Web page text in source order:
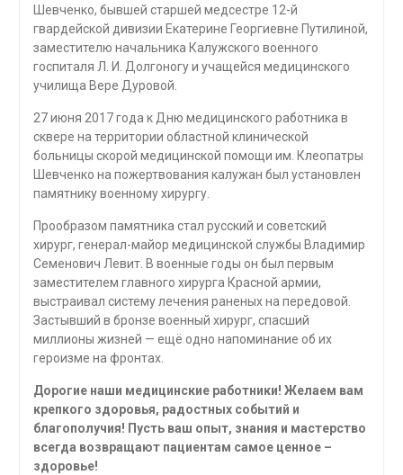
Шевченко, бывшей старшей медсестре 12-й
гвардейской дивизии Екатерине Георгиевне Путилиной,
заместителю начальника Калужского военного
госпиталя Л. И. Долгоногу и учащейся медицинского
училища Вере Дуровой.
27 июня 2017 года к Дню медицинского работника в
сквере на территории областной клинической
больницы скорой медицинской помощи им. Клеопатры
Шевченко на пожертвования калужан был установлен
памятнику военному хирургу.
Прообразом памятника стал русский и советский
хирург, генерал-майор медицинской службы Владимир
Семенович Левит. В военные годы он был первым
заместителем главного хирурга Красной армии,
выстраивал систему лечения раненых на передовой.
Застывший в бронзе военный хирург, спасший
миллионы жизней — ещё одно напоминание об их
героизме на фронтах.
Дорогие наши медицинские работники! Желаем вам
крепкого здоровья, радостных событий и
благополучия! Пусть ваш опыт, знания и мастерство
всегда возвращают пациентам самое ценное –
здоровье!